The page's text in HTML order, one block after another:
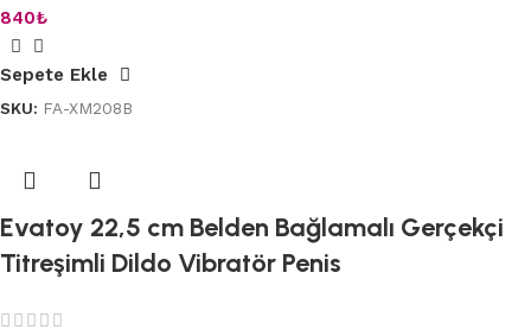
840₺
Sepete Ekle
SKU: FA-XM208B
Evatoy 22,5 cm Belden Bağlamalı Gerçekçi
Titreşimli Dildo Vibratör Penis